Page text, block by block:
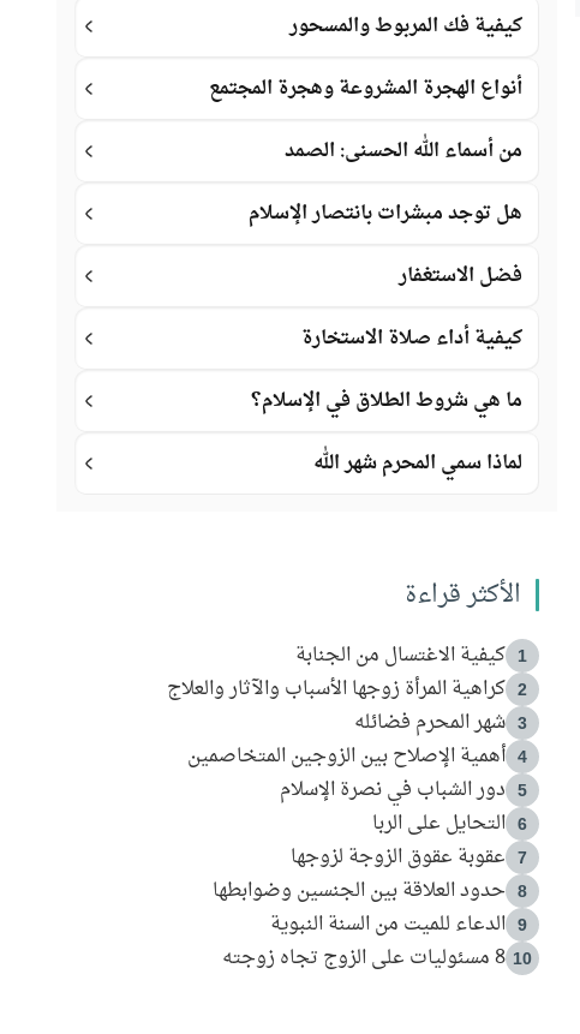
كيفية فك المربوط والمسحور
أنواع الهجرة المشروعة وهجرة المجتمع
من أسماء الله الحسنى: الصمد
هل توجد مبشرات بانتصار الإسلام
فضل الاستغفار
كيفية أداء صلاة الاستخارة
ما هي شروط الطلاق في الإسلام؟
لماذا سمي المحرم شهر الله
الأكثر قراءة
1 كيفية الاغتسال من الجنابة
2 كراهية المرأة زوجها الأسباب والآثار والعلاج
3 شهر المحرم فضائله
4 أهمية الإصلاح بين الزوجين المتخاصمين
5 دور الشباب في نصرة الإسلام
6 التحايل على الربا
7 عقوبة عقوق الزوجة لزوجها
8 حدود العلاقة بين الجنسين وضوابطها
9 الدعاء للميت من السنة النبوية
10 8 مسئوليات على الزوج تجاه زوجته